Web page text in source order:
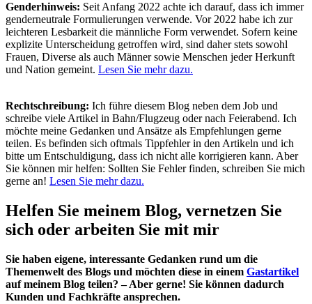
Genderhinweis: Seit Anfang 2022 achte ich darauf, dass ich immer
genderneutrale Formulierungen verwende. Vor 2022 habe ich zur
leichteren Lesbarkeit die männliche Form verwendet. Sofern keine
explizite Unterscheidung getroffen wird, sind daher stets sowohl
Frauen, Diverse als auch Männer sowie Menschen jeder Herkunft
und Nation gemeint. Lesen Sie mehr dazu.
Rechtschreibung: Ich führe diesem Blog neben dem Job und
schreibe viele Artikel in Bahn/Flugzeug oder nach Feierabend. Ich
möchte meine Gedanken und Ansätze als Empfehlungen gerne
teilen. Es befinden sich oftmals Tippfehler in den Artikeln und ich
bitte um Entschuldigung, dass ich nicht alle korrigieren kann. Aber
Sie können mir helfen: Sollten Sie Fehler finden, schreiben Sie mich
gerne an! Lesen Sie mehr dazu.
Helfen Sie meinem Blog, vernetzen Sie
sich oder arbeiten Sie mit mir
Sie haben eigene, interessante Gedanken rund um die
Themenwelt des Blogs und möchten diese in einem Gastartikel
auf meinem Blog teilen? – Aber gerne! Sie können dadurch
Kunden und Fachkräfte ansprechen.